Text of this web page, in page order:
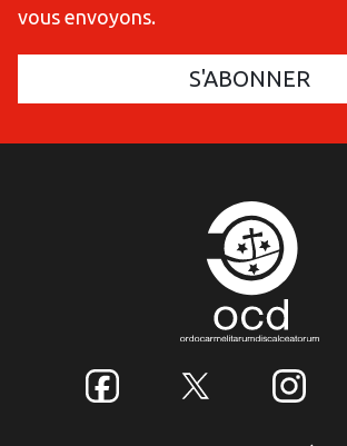
vous envoyons.